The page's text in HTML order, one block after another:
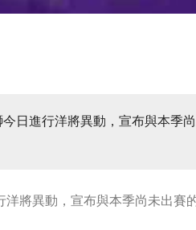
日進行洋將異動，宣布與本季
將異動，宣布與本季尚未出賽